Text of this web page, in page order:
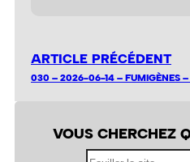
ARTICLE PRÉCÉDENT
030 – 2026-06-14 – FUMIGÈNES
VOUS CHERCHEZ